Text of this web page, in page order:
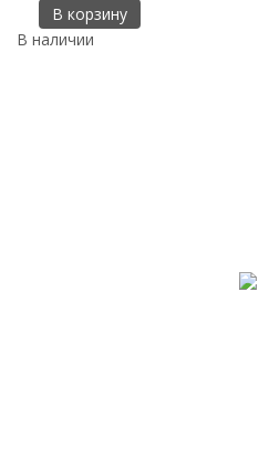
В корзину
В наличии